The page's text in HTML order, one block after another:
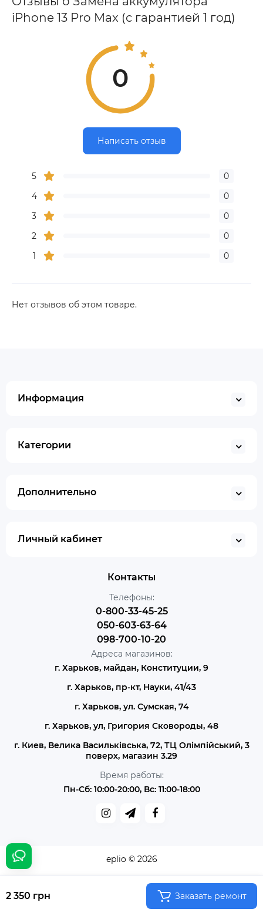
iPhone 13 Pro Max (с гарантией 1 год)
0
Написать отзыв
5
0
4
0
3
0
2
0
1
0
Нет отзывов об этом товаре.
2 350 грн Заказать ремонт
Информация
Категории
Дополнительно
Личный кабинет
Контакты
Телефоны:
0-800-33-45-25
050-603-63-64
098-700-10-20
Адреса магазинов:
г. Харьков, майдан, Конституции, 9
г. Харьков, пр-кт, Науки, 41/43
г. Харьков, ул. Сумская, 74
г. Харьков, ул, Григория Сковороды, 48
г. Киев, Велика Васильківська, 72, ТЦ Олімпійський, 3
поверх, магазин 3.29
Время работы:
Пн-Сб: 10:00-20:00, Вс: 11:00-18:00
eplio © 2026